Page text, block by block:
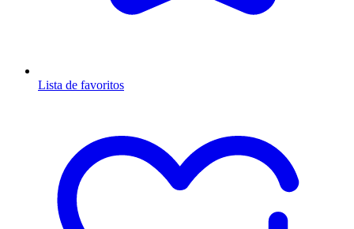
Lista de favoritos